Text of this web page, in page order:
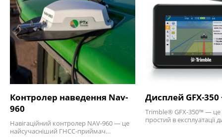
Контролер наведення Nav-
960
Навігаційний контролер NAV-960 — це
найсучасніший ГНСС-приймач…
Дисплей GFX-350
Trimble® GFX-350™ — це
простий в експлуатації